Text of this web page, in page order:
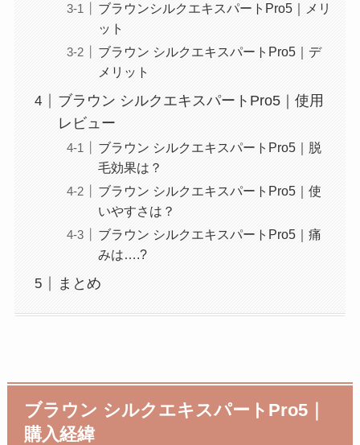
ブラウンシルクエキスパートPro5｜メリ
ット
ブラウン シルクエキスパートPro5｜デ
メリット
ブラウン シルクエキスパートPro5｜使用
レビュー
ブラウン シルクエキスパートPro5｜脱
毛効果は？
ブラウン シルクエキスパートPro5｜使
いやすさは？
ブラウン シルクエキスパートPro5｜痛
みは….?
まとめ
ブラウン シルクエキスパートPro5｜
購入経緯